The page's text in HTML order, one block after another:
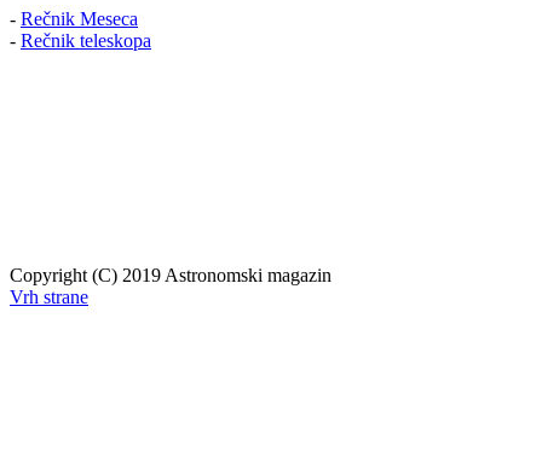
- Rečnik Meseca
- Rečnik teleskopa
Copyright (C) 2019 Astronomski magazin
Vrh strane